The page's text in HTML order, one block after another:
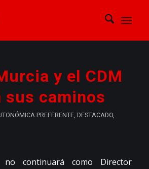
y el CDM
sus caminos
PREFERENTE, DESTACADO,
no continuará como Director